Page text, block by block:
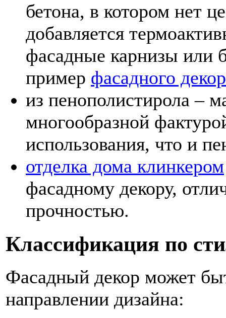
бетона, в котором нет
добавляется
фасадные карнизы или
пример фасадного
из пенополистирола –
многообразной
использования, что и
отделка дома клинкером
фасадному декору,
прочностью.
Классификация по
Фасадный декор может
направлении дизайна: